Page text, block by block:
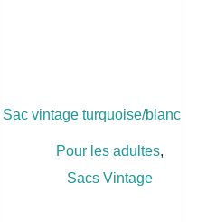
Sac vintage turquoise/blanc
Pour les adultes,
Sacs Vintage